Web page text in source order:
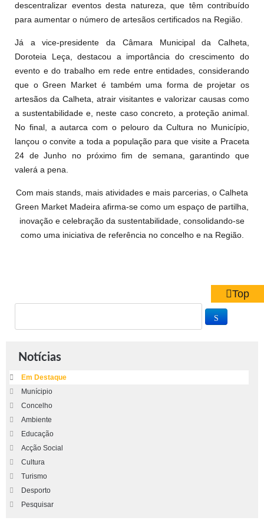
descentralizar eventos desta natureza, que têm contribuído
para aumentar o número de artesãos certificados na Região.
Já a vice-presidente da Câmara Municipal da Calheta,
Doroteia Leça, destacou a importância do crescimento do
evento e do trabalho em rede entre entidades, considerando
que o Green Market é também uma forma de projetar os
artesãos da Calheta, atrair visitantes e valorizar causas como
a sustentabilidade e, neste caso concreto, a proteção animal.
No final, a autarca com o pelouro da Cultura no Município,
lançou o convite a toda a população para que visite a Praceta
24 de Junho no próximo fim de semana, garantindo que
valerá a pena.
Com mais stands, mais atividades e mais parcerias, o Calheta
Green Market Madeira afirma-se como um espaço de partilha,
inovação e celebração da sustentabilidade, consolidando-se
como uma iniciativa de referência no concelho e na Região.
Notícias
Em Destaque
Munícipio
Concelho
Ambiente
Educação
Acção Social
Cultura
Turismo
Desporto
Pesquisar
Top